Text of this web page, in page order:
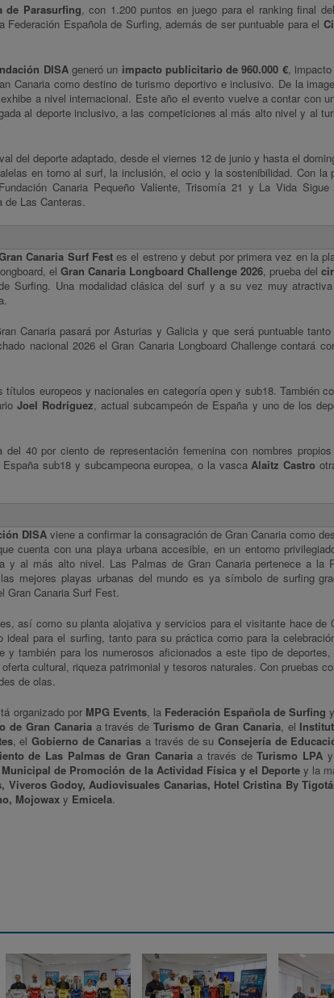
de Parasurfing, con 1.200 puntos en juego para el ranking final
Federación Española de Surfing, además de ser puntuable para el
DISAgeneró un impacto publicitario de 960.000 €,
Canaria como destino de turismo deportivo e inclusivo. De la
a nivel internacional. Este año el evento vuelve a contar con
al deporte inclusivo, a las competiciones al más alto nivel y al
del deporte adaptado, desde el viernes 12 de junio y hasta el
en torno al surf, la inclusión, el ocio y la sostenibilidad. Con la
Canaria Pequeño Valiente, Trisomía 21 y La Vida
de Las Canteras.
Canaria Surf Festes el estreno y debut por primera vez en la
el Gran Canaria Longboard Challenge 2026, prueba del
Surfing. Una modalidad clásica del surf y a su vez muy
Canaria pasará por Asturias y Galicia y que será puntuable
nacional 2026 el Gran Canaria Longboard Challenge contará
títulos europeos y nacionales en categoría open y sub18. También
Joel Rodríguez, actual subcampeón de España y uno de los
40 por ciento de representación femenina con nombres
España sub18 y subcampeona europea, o la vascaAlaitz Castro
DISA viene a confirmar la consagración de Gran Canaria como
cuenta con una playa urbana accesible, en un entorno
y al más alto nivel. Las Palmas de Gran Canaria pertenece a la
mejores playas urbanas del mundo es ya símbolo de surfing
Gran Canaria Surf Fest.
así como su planta alojativa y servicios para el visitante hace de
para el surfing, tanto para su práctica como para la
también para los numerosos aficionados a este tipo de deportes,
cultural, riqueza patrimonial y tesoros naturales. Con pruebas
de olas.
organizado por MPG Events, la Federación Española de Surfing
de Gran Canariaa través deTurismo de Gran Canaria, el
, elGobierno de Canarias a través de su Consejería de
de Las Palmas de Gran Canariaa través deTurismo LPA
de Promoción de la Actividad Física y el Deportey la
Viveros Godoy, Audiovisuales Canarias, Hotel Cristina By
Mojowax y Emicela.